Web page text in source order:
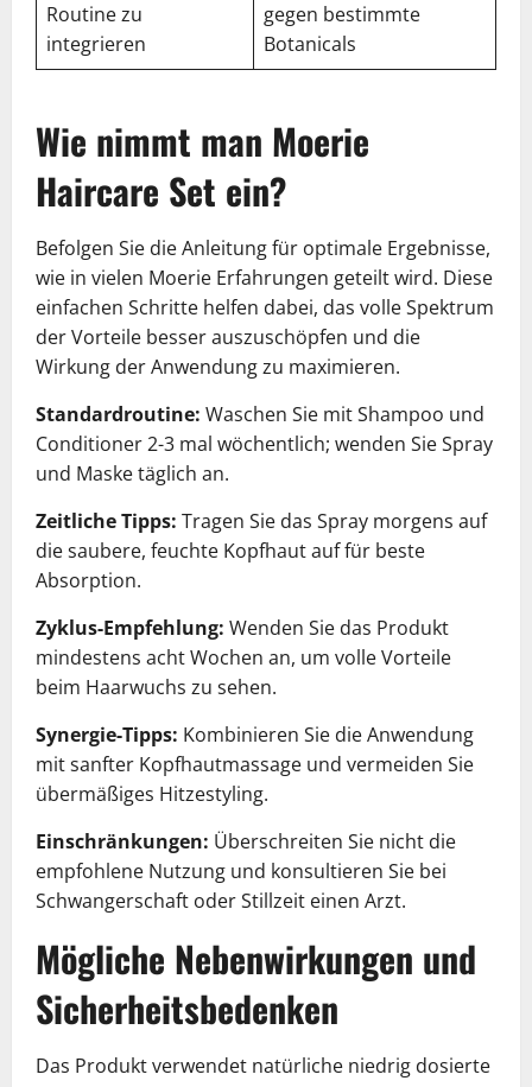
Routine zu
integrieren
gegen bestimmte
Botanicals
Wie nimmt man Moerie
Haircare Set ein?
Befolgen Sie die Anleitung für optimale Ergebnisse,
wie in vielen Moerie Erfahrungen geteilt wird. Diese
einfachen Schritte helfen dabei, das volle Spektrum
der Vorteile besser auszuschöpfen und die
Wirkung der Anwendung zu maximieren.
Standardroutine: Waschen Sie mit Shampoo und
Conditioner 2-3 mal wöchentlich; wenden Sie Spray
und Maske täglich an.
Zeitliche Tipps: Tragen Sie das Spray morgens auf
die saubere, feuchte Kopfhaut auf für beste
Absorption.
Zyklus-Empfehlung: Wenden Sie das Produkt
mindestens acht Wochen an, um volle Vorteile
beim Haarwuchs zu sehen.
Synergie-Tipps: Kombinieren Sie die Anwendung
mit sanfter Kopfhautmassage und vermeiden Sie
übermäßiges Hitzestyling.
Einschränkungen: Überschreiten Sie nicht die
empfohlene Nutzung und konsultieren Sie bei
Schwangerschaft oder Stillzeit einen Arzt.
Mögliche Nebenwirkungen und
Sicherheitsbedenken
Das Produkt verwendet natürliche niedrig dosierte